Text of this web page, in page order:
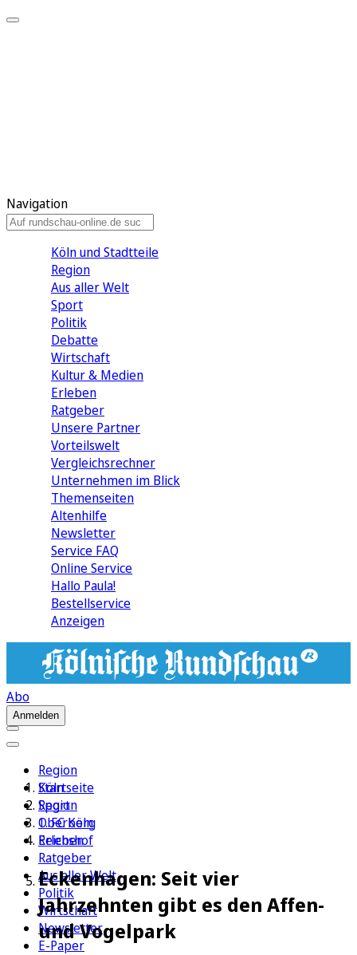
Navigation
Köln und Stadtteile
Region
Aus aller Welt
Sport
Politik
Debatte
Wirtschaft
Kultur & Medien
Erleben
Ratgeber
Unsere Partner
Vorteilswelt
Vergleichsrechner
Unternehmen im Blick
Themenseiten
Altenhilfe
Newsletter
Service FAQ
Online Service
Hallo Paula!
Bestellservice
Anzeigen
Abo
Anmelden
Region
Köln
Sport
1. FC Köln
Erleben
Ratgeber
Aus aller Welt
Politik
Wirtschaft
Newsletter
E-Paper
Startseite
Region
Oberberg
Reichshof
Eckenhagen: Seit vier
Jahrzehnten gibt es den Affen-
und Vogelpark